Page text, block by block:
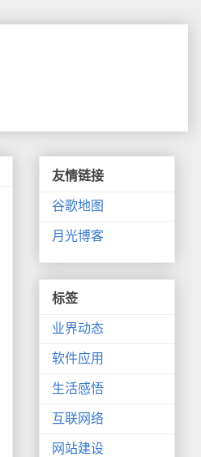
友情链接
谷歌地图
月光博客
标签
业界动态
软件应用
生活感悟
互联网络
网站建设